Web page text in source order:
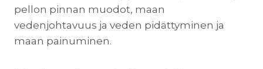
pellon pinnan muodot, maan
vedenjohtavuus ja veden pidättyminen ja
maan painuminen.